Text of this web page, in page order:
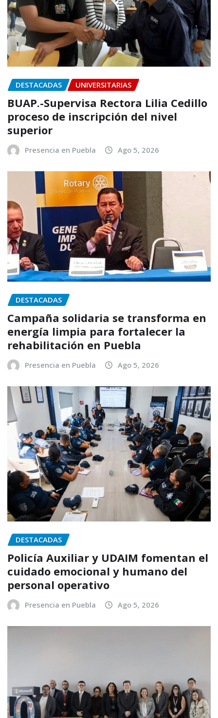
DESTACADAS UNIVERSITARIAS
BUAP.-Supervisa Rectora Lilia Cedillo
proceso de inscripción del nivel
superior
Presencia en Puebla Ago 5, 2026
DESTACADAS
Campaña solidaria se transforma en
energía limpia para fortalecer la
rehabilitación en Puebla
Presencia en Puebla Ago 5, 2026
DESTACADAS
Policía Auxiliar y UDAIM fomentan el
cuidado emocional y humano del
personal operativo
Presencia en Puebla Ago 5, 2026